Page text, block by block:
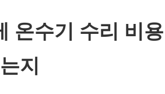
온수기 수리 비용
지